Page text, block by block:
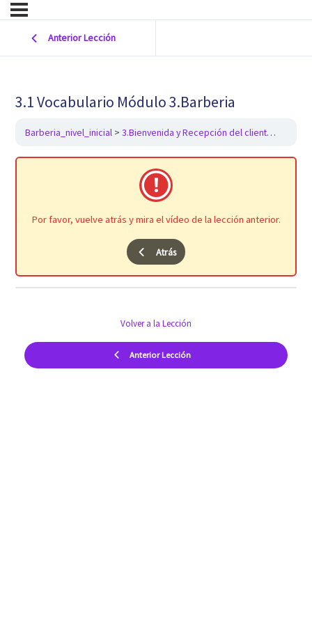
Anterior Lección
3.1 Vocabulario Módulo 3.Barberia
Barberia_nivel_inicial 3.Bienvenida y Recepción del cliente
Por favor, vuelve atrás y mira el vídeo de la lección anterior.
Atrás
Anterior Lección
Volver a la Lección